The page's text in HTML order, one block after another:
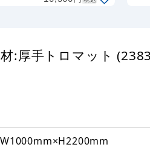
:厚手トロマット
W1000mm×H2200mm